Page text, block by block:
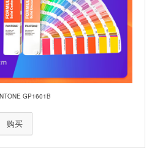
GP1601B
购买